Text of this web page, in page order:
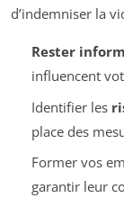
d’indemniser la
Rester
influencent
Identifier les
place des
Former vos
garantir leur